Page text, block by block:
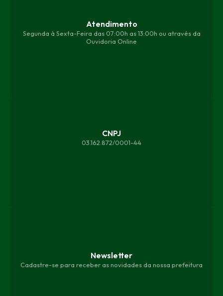
Atendimento
Segunda à Sexta-Feira das 07:00h as 13:00h ou através da
Ouvidoria Online
CNPJ
03.162.872/0001-44
Newsletter
Cadastre-se para receber as novidades da nossa prefeitura